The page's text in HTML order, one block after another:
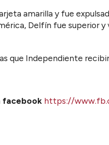
amarilla y fue
Delfín fue superior
que Independiente
facebook https://